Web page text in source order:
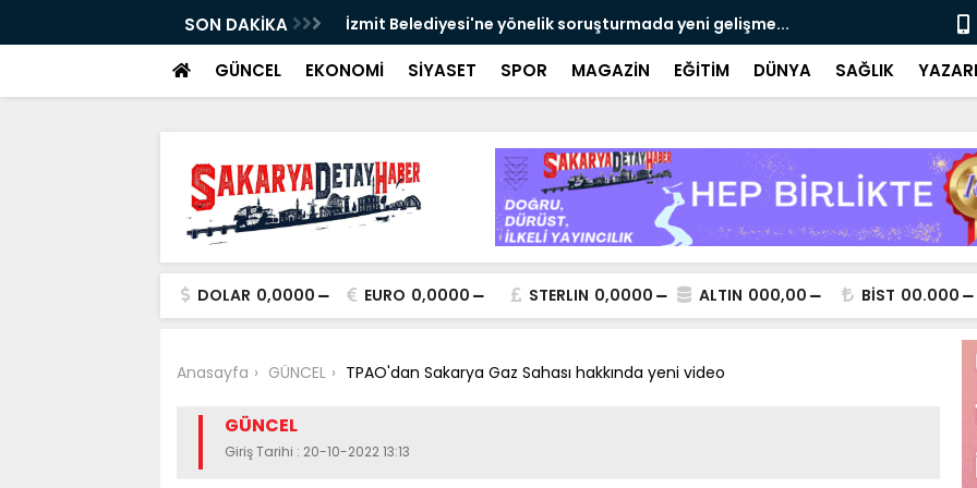
SON DAKİKA İzmit Belediyesi'ne yönelik soruşturmada yeni gelişme... Çalışma,
GÜNCEL EKONOMİ SİYASET SPOR MAGAZİN EĞİTİM DÜNYA SAĞLIK
DOLAR 0,0000 EURO 0,0000 STERLIN 0,0000 ALTIN 000,00 BİST 00.000
Anasayfa GÜNCEL TPAO'dan Sakarya Gaz Sahası hakkında yeni video
GÜNCEL
Giriş Tarihi : 20-10-2022 13:13